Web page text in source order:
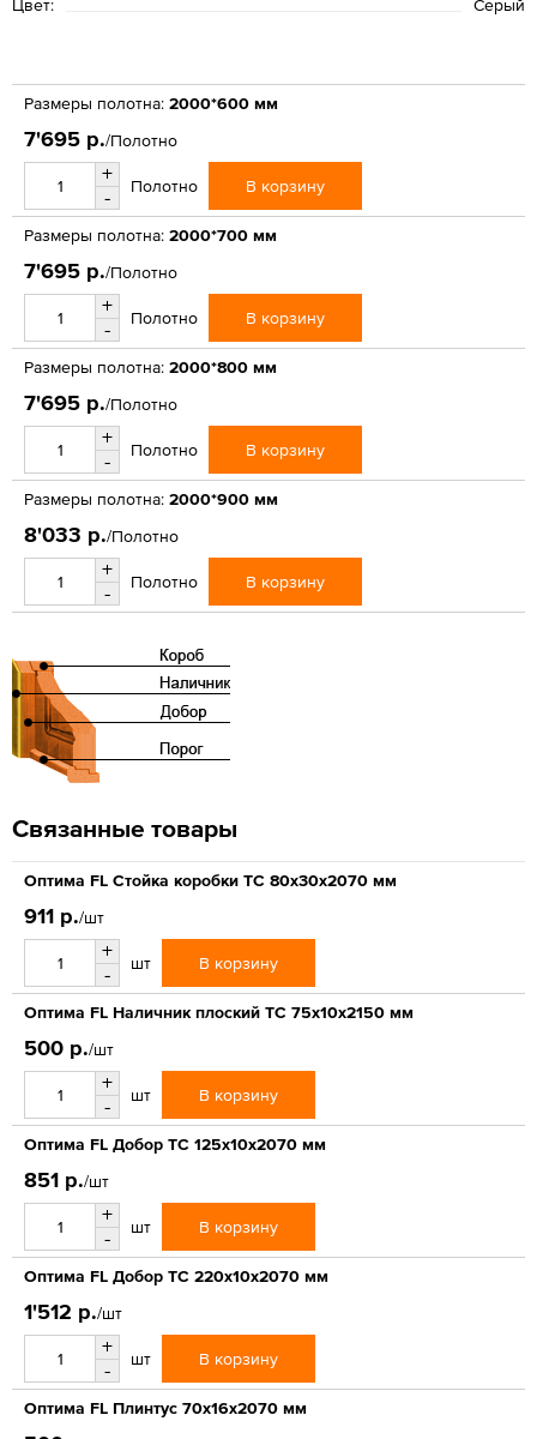
Цвет:
Серый
Размеры полотна: 2000*600 мм
7'695 р./Полотно
+
-
Полотно В корзину
Размеры полотна: 2000*700 мм
7'695 р./Полотно
+
-
Полотно В корзину
Размеры полотна: 2000*800 мм
7'695 р./Полотно
+
-
Полотно В корзину
Размеры полотна: 2000*900 мм
8'033 р./Полотно
+
-
Полотно В корзину
Связанные товары
Оптима FL Стойка коробки ТС 80х30х2070 мм
911 р./шт
+
-
шт В корзину
Оптима FL Наличник плоский ТС 75х10х2150 мм
500 р./шт
+
-
шт В корзину
Оптима FL Добор ТС 125х10х2070 мм
851 р./шт
+
-
шт В корзину
Оптима FL Добор ТС 220х10х2070 мм
1'512 р./шт
+
-
шт В корзину
Оптима FL Плинтус 70х16х2070 мм